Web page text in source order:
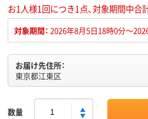
お1人様1回につき1点、対象期間中合
対象期間： 2026年8月5日18時0分～
お届け先住所：
東京都江東区
数量